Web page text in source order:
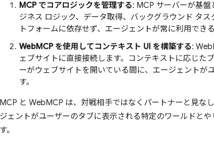
MCP でコアロジックを管理する: MCP サーバーが基
ジネス ロジック、データ取得、バックグラウンド タ
トフォームに依存せず、エージェントが常に利用でき
WebMCP を使用してコンテキスト UI を構築する:
ェブサイトに直接接続します。コンテキストに応じた
ーがウェブサイトを開いている間に、エージェントが
す。
MCP と WebMCP は、対戦相手ではなくパートナーと見な
ジェントがユーザーのタブに表示される特定のワールドと
す。